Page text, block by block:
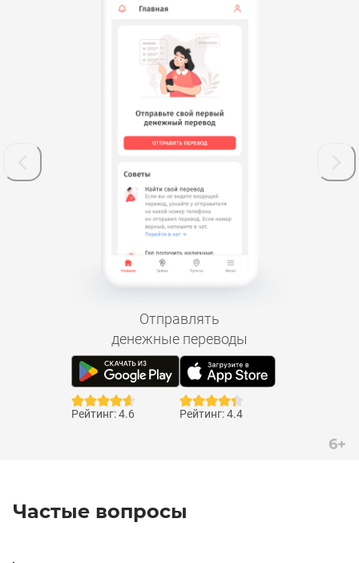
Отправлять
денежные переводы
Рейтинг: 4.6 Рейтинг: 4.4
6+
Частые вопросы